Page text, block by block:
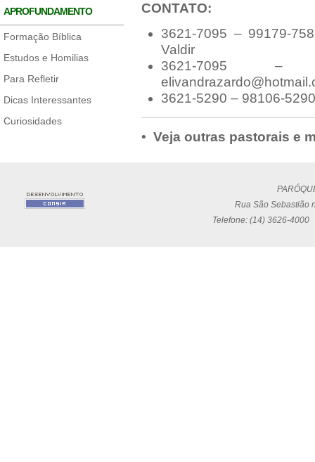
APROFUNDAMENTO
Formação Bíblica
Estudos e Homilias
Para Refletir
Dicas Interessantes
Curiosidades
CONTATO:
3621-7095 – 99179-
Valdir
3621-7095 –
3621-5290 – 98106-
• Veja outras pastorais e
Rua São Sebastião
Telefone: (14) 3626-